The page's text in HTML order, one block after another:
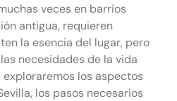
veces en barrios
antigua, requieren
la esencia del lugar, pero
necesidades de la vida
los aspectos
los pasos necesarios